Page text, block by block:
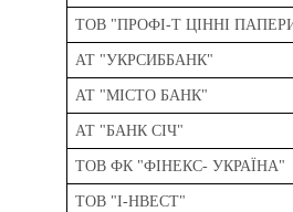
ТОВ "ПРОФІ-Т ЦІННІ
АТ "УКРСИББАНК"
АТ "МІСТО БАНК"
АТ "БАНК СІЧ"
ТОВ ФК "ФІНЕКС- УКРАЇНА"
ТОВ "І-НВЕСТ"